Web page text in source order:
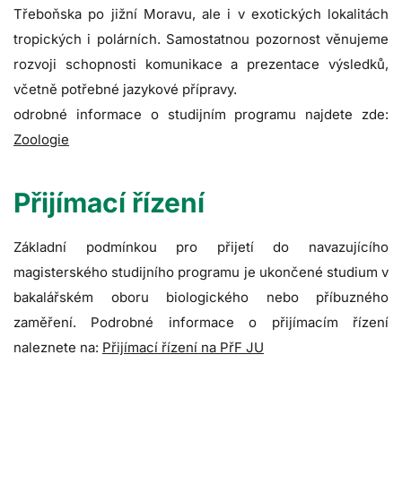
Třeboňska po jižní Moravu, ale i v exotických lokalitách
tropických i polárních. Samostatnou pozornost věnujeme
rozvoji schopnosti komunikace a prezentace výsledků,
včetně potřebné jazykové přípravy.
odrobné informace o studijním programu najdete zde:
Zoologie
Přijímací řízení
Základní podmínkou pro přijetí do navazujícího
magisterského studijního programu je ukončené studium v
bakalářském oboru biologického nebo příbuzného
zaměření. Podrobné informace o přijímacím řízení
naleznete na: Přijímací řízení na PřF JU